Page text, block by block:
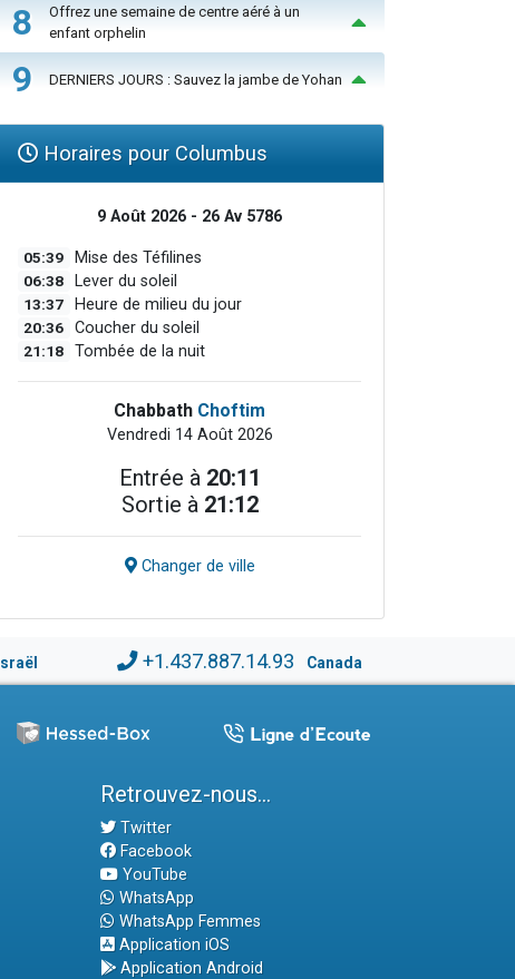
8
Offrez une semaine de centre aéré à un
enfant orphelin
9 DERNIERS JOURS : Sauvez la jambe de Yohan
Horaires pour Columbus
9 Août 2026 - 26 Av 5786
05:39 Mise des Téfilines
06:38 Lever du soleil
13:37 Heure de milieu du jour
20:36 Coucher du soleil
21:18 Tombée de la nuit
Chabbath Choftim
Vendredi 14 Août 2026
Entrée à 20:11
Sortie à 21:12
Changer de ville
Israël +1.437.887.14.93 Canada
Retrouvez-nous...
Twitter
Facebook
YouTube
WhatsApp
WhatsApp Femmes
Application iOS
Application Android